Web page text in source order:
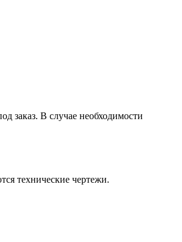
заказ. В случае необходимости
технические чертежи.